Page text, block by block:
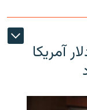
آمریکا